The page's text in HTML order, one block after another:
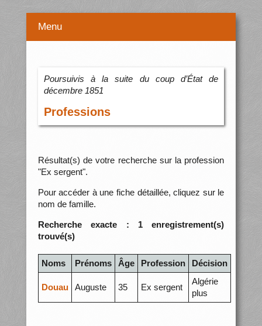
Menu
Poursuivis à la suite du coup d’État de
décembre 1851
Professions
Résultat(s) de votre recherche sur la profession
"Ex sergent".
Pour accéder à une fiche détaillée, cliquez sur le
nom de famille.
Recherche exacte : 1 enregistrement(s)
trouvé(s)
Noms Prénoms Âge Profession Décision
Douau Auguste 35 Ex sergent
Algérie
plus